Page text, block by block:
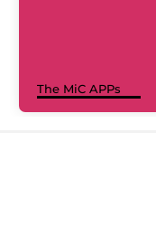
The MiC APPs